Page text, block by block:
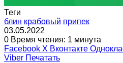
Теги
блин крабовый припек
03.05.2022
0 Время чтения: 1 минута
Facebook X Вконтакте
Viber Печатать